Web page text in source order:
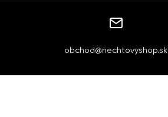
obchod@nechtovyshop.sk